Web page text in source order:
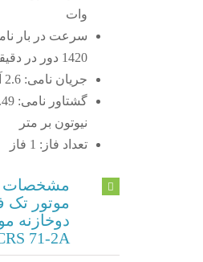
سرعت در بار نامی:
جریان نامی: 2.6 آمپر
گشتاور نامی: 2.49
نیوتون بر متر
تعداد فاز: 1 فاز
مشخصات فنی
موتور تک فاز
دوخازنه موتوژن
CRS 71-2A